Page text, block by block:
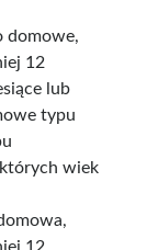
domowe,
12
lub
typu
wiek